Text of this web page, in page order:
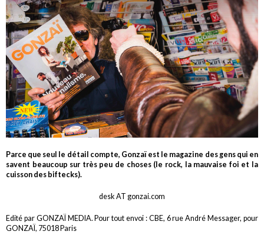
Parce que seul le détail compte, Gonzaï est le magazine des gens qui en
savent beaucoup sur très peu de choses (le rock, la mauvaise foi et la
cuisson des biftecks).
desk AT gonzai.com
Edité par GONZAÏ MEDIA. Pour tout envoi : CBE, 6 rue André Messager, pour
GONZAÏ, 75018 Paris